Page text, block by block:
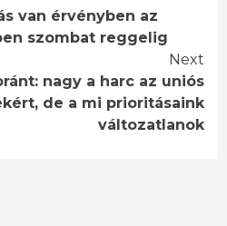
van érvényben az
szombat reggelig
Next
nagy a harc az uniós
de a mi prioritásaink
változatlanok